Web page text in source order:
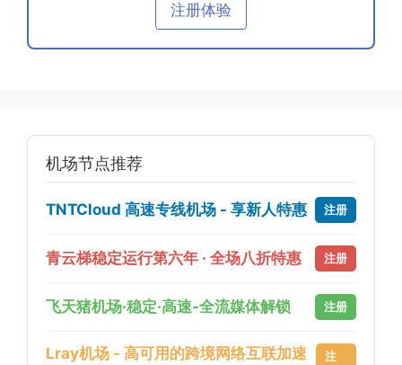
注册体验
机场节点推荐
TNTCloud 高速专线机场 - 享新人特惠 注册
青云梯稳定运行第六年 · 全场八折特惠 注册
飞天猪机场·稳定·高速-全流媒体解锁 注册
Lray机场 - 高可用的跨境网络互联加速
注